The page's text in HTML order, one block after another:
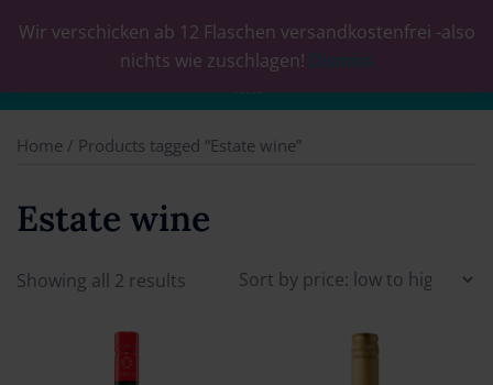
Wir verschicken ab 12 Flaschen versandkostenfrei -also
nichts wie zuschlagen! Dismiss
0
Home / Products tagged “Estate wine”
Estate wine
Showing all 2 results